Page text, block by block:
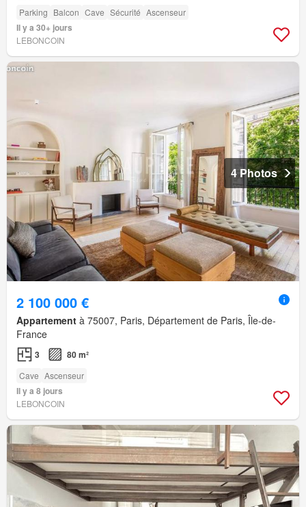
Parking Balcon Cave Sécurité Ascenseur
Il y a 30+ jours
LEBONCOIN
4 Photos
2 100 000 €
Appartement à 75007, Paris, Département de Paris, Île-de-
France
3 80 m²
Cave Ascenseur
Il y a 8 jours
LEBONCOIN